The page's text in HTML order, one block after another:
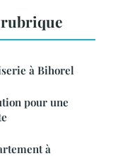
à Bihorel
pour une
à